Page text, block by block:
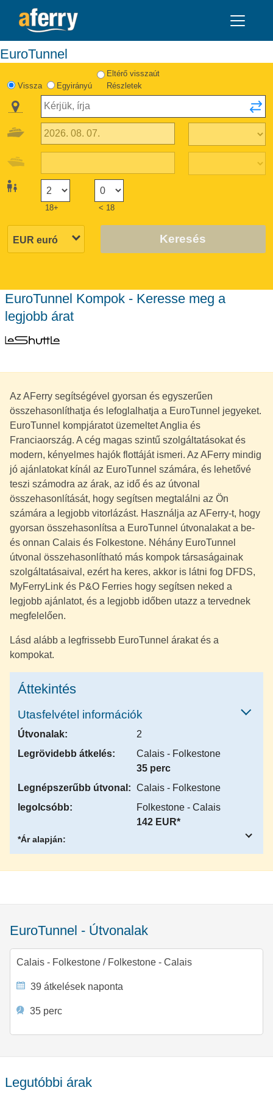
EuroTunnel
Vissza Egyirányú
Eltérő visszaút
Részletek
18+ < 18
Keresés
EuroTunnel Kompok - Keresse meg a
legjobb árat
Az AFerry segítségével gyorsan és egyszerűen
összehasonlíthatja és lefoglalhatja a EuroTunnel jegyeket.
EuroTunnel kompjáratot üzemeltet Anglia és
Franciaország. A cég magas szintű szolgáltatásokat és
modern, kényelmes hajók flottáját ismeri. Az AFerry mindig
jó ajánlatokat kínál az EuroTunnel számára, és lehetővé
teszi számodra az árak, az idő és az útvonal
összehasonlítását, hogy segítsen megtalálni az Ön
számára a legjobb vitorlázást. Használja az AFerry-t, hogy
gyorsan összehasonlítsa a EuroTunnel útvonalakat a be-
és onnan Calais és Folkestone. Néhány EuroTunnel
útvonal összehasonlítható más kompok társaságainak
szolgáltatásaival, ezért ha keres, akkor is látni fog DFDS,
MyFerryLink és P&O Ferries hogy segítsen neked a
legjobb ajánlatot, és a legjobb időben utazz a tervednek
megfelelően.
Lásd alább a legfrissebb EuroTunnel árakat és a
kompokat.
Áttekintés
Utasfelvétel információk
Útvonalak:
2
Legrövidebb átkelés:
Calais - Folkestone
35 perc
Legnépszerűbb útvonal: Calais - Folkestone
legolcsóbb:
Folkestone - Calais
142 EUR*
*Ár alapján:
EuroTunnel - Útvonalak
Calais - Folkestone /Folkestone - Calais
39 átkelések naponta
35 perc
legutóbbi árak